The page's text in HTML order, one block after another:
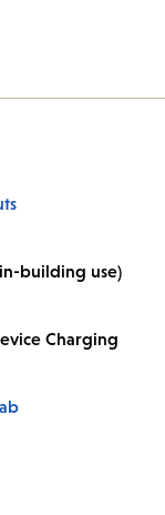
building use)
Charging